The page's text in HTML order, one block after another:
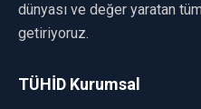
dünyası ve değer yaratan
getiriyoruz.
TÜHİD Kurumsal